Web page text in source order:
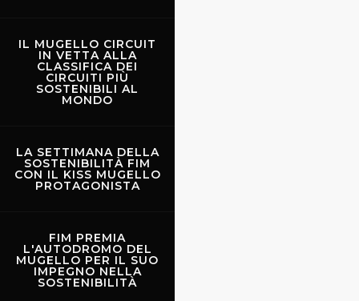
IL MUGELLO CIRCUIT
IN VETTA ALLA
CLASSIFICA DEI
CIRCUITI PIÙ
SOSTENIBILI AL
MONDO
LA SETTIMANA DELLA
SOSTENIBILITÀ FIM
CON IL KISS MUGELLO
PROTAGONISTA
FIM PREMIA
L'AUTODROMO DEL
MUGELLO PER IL SUO
IMPEGNO NELLA
SOSTENIBILITÀ